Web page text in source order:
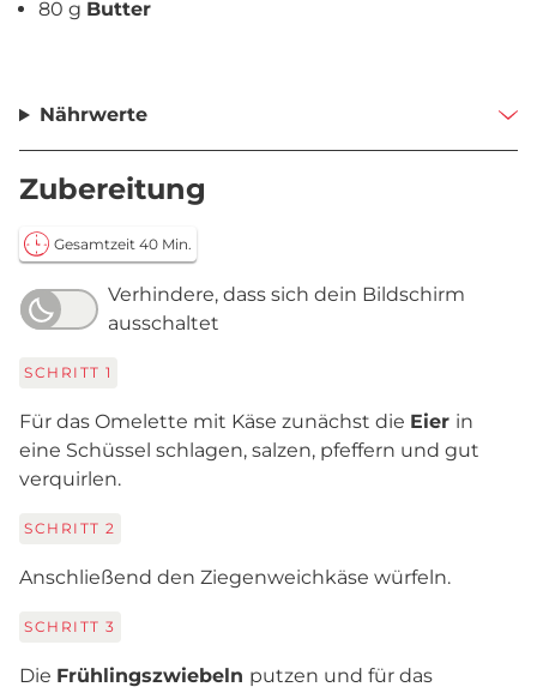
80 g Butter
Nährwerte
Zubereitung
Gesamtzeit 40 Min.
Verhindere, dass sich dein Bildschirm
ausschaltet
SCHRITT 1
Für das Omelette mit Käse zunächst die Eier in
eine Schüssel schlagen, salzen, pfeffern und gut
verquirlen.
SCHRITT 2
Anschließend den Ziegenweichkäse würfeln.
SCHRITT 3
Die Frühlingszwiebeln putzen und für das